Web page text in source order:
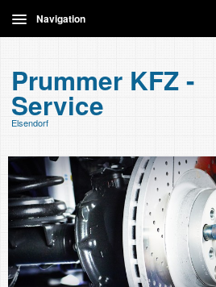
Navigation
Leistungen
Kontakt
Prummer KFZ -
Service
Elsendorf